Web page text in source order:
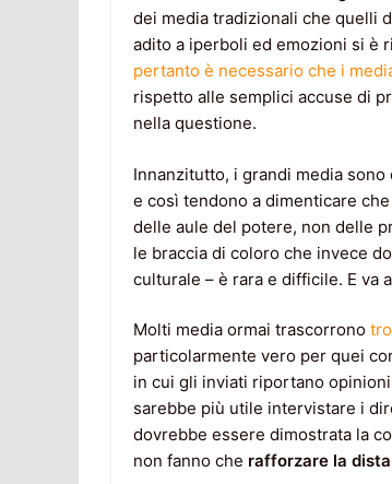
dei media tradizionali che quelli
adito a iperboli ed emozioni si è
pertanto è necessario che i
rispetto alle semplici accuse di
nella questione.
Innanzitutto, i grandi media
e così tendono a dimenticare
delle aule del potere, non delle
le braccia di coloro che invece
culturale – è rara e difficile. E va
Molti media ormai trascorrono
particolarmente vero per quei
in cui gli inviati riportano
sarebbe più utile intervistare i
dovrebbe essere dimostrata la
non fanno che rafforzare la